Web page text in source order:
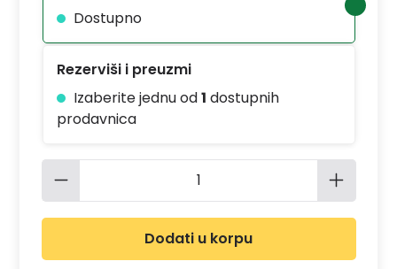
Dostupno
Rezerviši i preuzmi
Izaberite jednu od1 dostupnih
prodavnica
Količina proizvoda: Unesite
Dodati u korpu